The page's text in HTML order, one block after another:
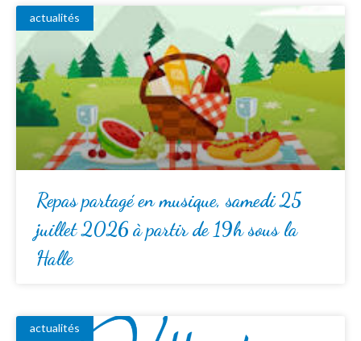
actualités
Repas partagé en musique, samedi 25
juillet 2026 à partir de 19h sous la
Halle
actualités